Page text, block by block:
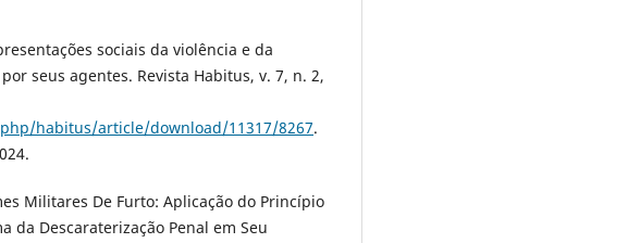
sociais da violência e da
seus agentes. Revista Habitus, v. 7, n. 2,
habitus/article/download/11317/8267.
Militares De Furto: Aplicação do Princípio
da Descaraterização Penal em Seu